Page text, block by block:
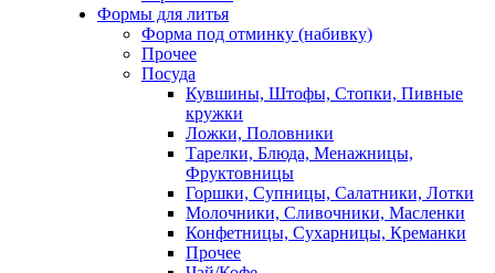
Формы для литья
Форма под отминку (набивку)
Прочее
Посуда
Кувшины, Штофы, Стопки, Пивные
кружки
Ложки, Половники
Тарелки, Блюда, Менажницы,
Фруктовницы
Горшки, Супницы, Салатники, Лотки
Молочники, Сливочники, Масленки
Конфетницы, Сухарницы, Креманки
Прочее